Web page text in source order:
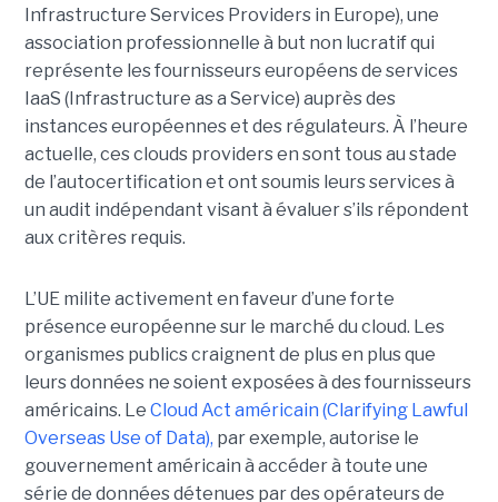
Infrastructure Services Providers in Europe), une
association professionnelle à but non lucratif qui
représente les fournisseurs européens de services
IaaS (Infrastructure as a Service) auprès des
instances européennes et des régulateurs. À l’heure
actuelle, ces clouds providers en sont tous au stade
de l’autocertification et ont soumis leurs services à
un audit indépendant visant à évaluer s’ils répondent
aux critères requis.
L’UE milite activement en faveur d’une forte
présence européenne sur le marché du cloud. Les
organismes publics craignent de plus en plus que
leurs données ne soient exposées à des fournisseurs
américains. Le Cloud Act américain (Clarifying Lawful
Overseas Use of Data), par exemple, autorise le
gouvernement américain à accéder à toute une
série de données détenues par des opérateurs de